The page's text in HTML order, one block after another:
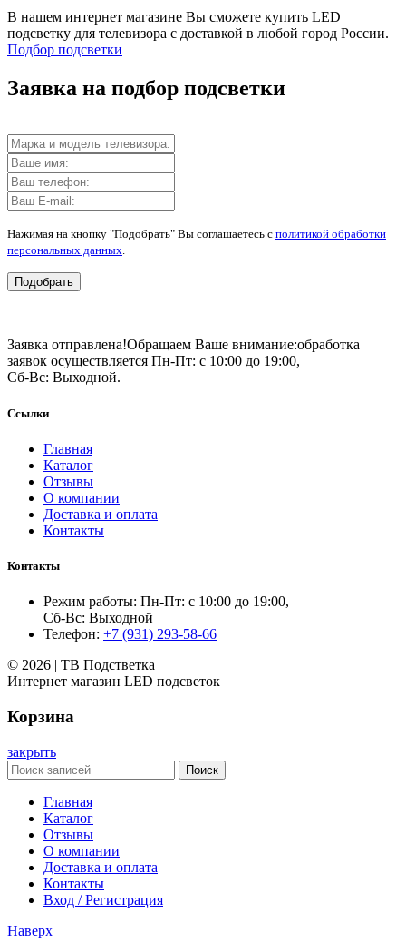
В нашем интернет магазине Вы сможете купить LED
подсветку для телевизора с доставкой в любой город России.
Подбор подсветки
Заявка на подбор подсветки
Нажимая на кнопку "Подобрать" Вы соглашаетесь с политикой обработки
персональных данных.
Подобрать
Заявка отправлена!Обращаем Ваше внимание:обработка
заявок осуществляется Пн-Пт: с 10:00 до 19:00,
Сб-Вс: Выходной.
Ссылки
Главная
Каталог
Отзывы
О компании
Доставка и оплата
Контакты
Контакты
Режим работы: Пн-Пт: с 10:00 до 19:00,
Сб-Вс: Выходной
Телефон: +7 (931) 293-58-66
© 2026 | ТВ Подстветка
Интернет магазин LED подсветок
Корзина
закрыть
Поиск
Главная
Каталог
Отзывы
О компании
Доставка и оплата
Контакты
Вход / Регистрация
Наверх